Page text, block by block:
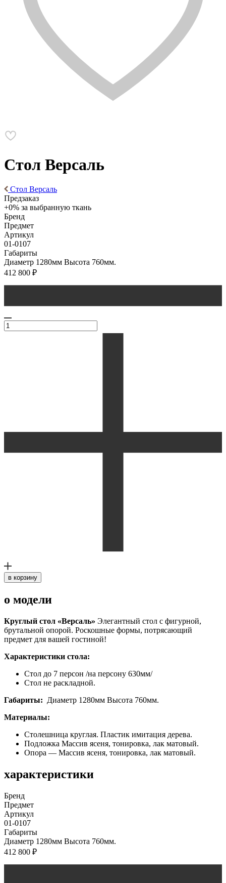
Стол Версаль
Стол Версаль
Предзаказ
+0% за выбранную ткань
Бренд
Предмет
Артикул
01-0107
Габариты
Диаметр 1280мм Высота 760мм.
412 800 ₽
в корзину
о модели
Круглый стол «Версаль» Элегантный стол с фигурной,
брутальной опорой. Роскошные формы, потрясающий
предмет для вашей гостиной!
Характеристики стола:
Стол до 7 персон /на персону 630мм/
Стол не раскладной.
Габариты: Диаметр 1280мм Высота 760мм.
Материалы:
Столешница круглая. Пластик имитация дерева.
Подложка Массив ясеня, тонировка, лак матовый.
Опора — Массив ясеня, тонировка, лак матовый.
характеристики
Бренд
Предмет
Артикул
01-0107
Габариты
Диаметр 1280мм Высота 760мм.
412 800 ₽